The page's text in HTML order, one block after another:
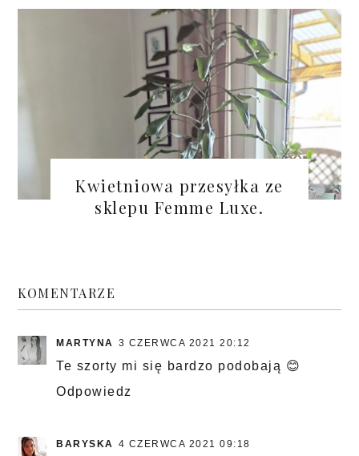
Kwietniowa przesyłka ze
sklepu Femme Luxe.
KOMENTARZE
MARTYNA 3 CZERWCA 2021 20:12
Te szorty mi się bardzo podobają 😊
Odpowiedz
BARYSKA 4 CZERWCA 2021 09:18